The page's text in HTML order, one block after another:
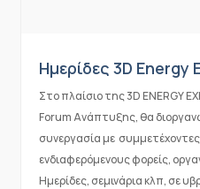
Ημερίδες 3D
Στο πλαίσιο της 3D ENERGY
Forum Ανάπτυξης, θα
συνεργασία με
ενδιαφερόμενους φορείς,
Ημερίδες, σεμινάρια κλπ, σε